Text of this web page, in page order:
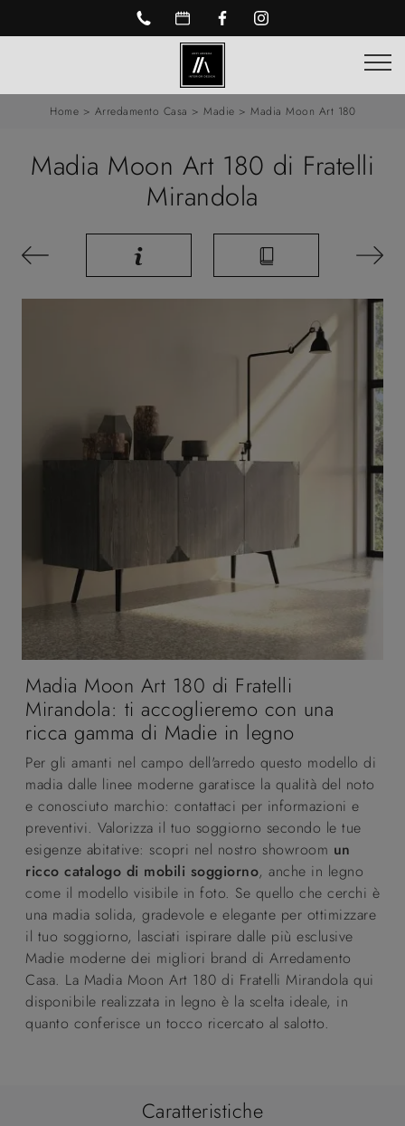
Home > Arredamento Casa > Madie > Madia Moon Art 180
Madia Moon Art 180 di Fratelli
Mirandola
Madia Moon Art 180 di Fratelli
Mirandola: ti accoglieremo con una
ricca gamma di Madie in legno
Per gli amanti nel campo dell'arredo questo modello di
madia dalle linee moderne garatisce la qualità del noto
e conosciuto marchio: contattaci per informazioni e
preventivi. Valorizza il tuo soggiorno secondo le tue
esigenze abitative: scopri nel nostro showroom un
ricco catalogo di mobili soggiorno, anche in legno
come il modello visibile in foto. Se quello che cerchi è
una madia solida, gradevole e elegante per ottimizzare
il tuo soggiorno, lasciati ispirare dalle più esclusive
Madie moderne dei migliori brand di Arredamento
Casa. La Madia Moon Art 180 di Fratelli Mirandola qui
disponibile realizzata in legno è la scelta ideale, in
quanto conferisce un tocco ricercato al salotto.
Caratteristiche